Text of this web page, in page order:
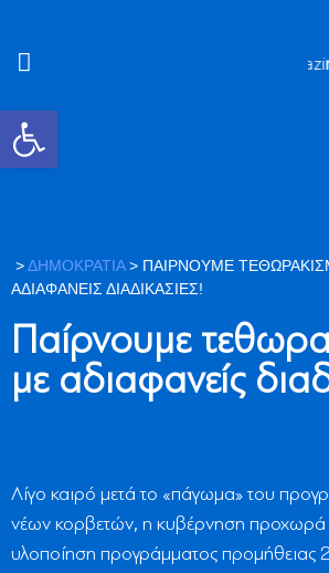
Ανοίξτε τη γραμμή
>ΔΗΜΟΚΡΑΤΙΑ> ΠΑΊΡΝΟΥΜΕ
ΑΔΙΑΦΑΝΕΊΣ ΔΙΑΔΙΚΑΣΊΕΣ!
Παίρνουμε
με αδιαφανείς
Λίγο καιρό μετά το «πάγωμα» του
νέων κορβετών, η κυβέρνηση προχωρά
υλοποίηση προγράμματος